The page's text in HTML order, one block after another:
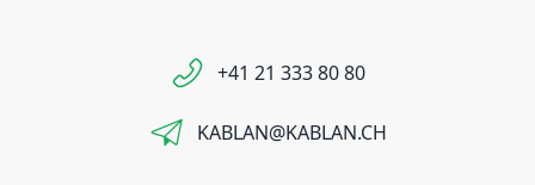
+41 21 333 80 80
KABLAN@KABLAN.CH